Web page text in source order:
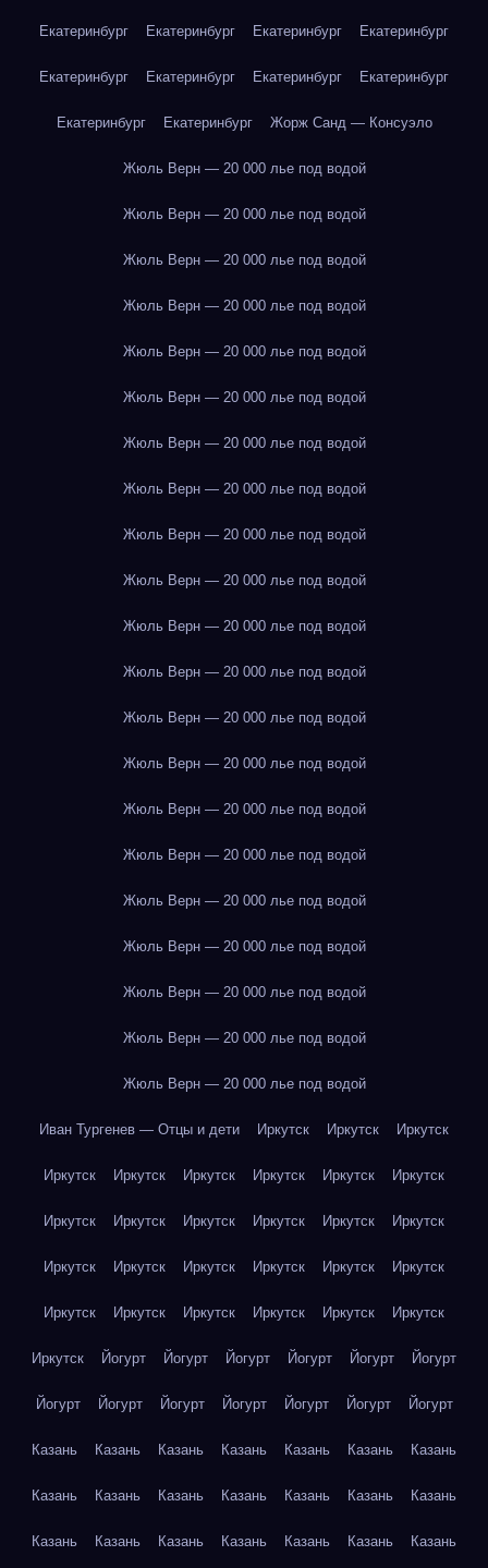
Екатеринбург Екатеринбург Екатеринбург Екатеринбург
Екатеринбург Екатеринбург Екатеринбург Екатеринбург
Екатеринбург Екатеринбург Жорж Санд — Консуэло
Жюль Верн — 20 000 лье под водой
Жюль Верн — 20 000 лье под водой
Жюль Верн — 20 000 лье под водой
Жюль Верн — 20 000 лье под водой
Жюль Верн — 20 000 лье под водой
Жюль Верн — 20 000 лье под водой
Жюль Верн — 20 000 лье под водой
Жюль Верн — 20 000 лье под водой
Жюль Верн — 20 000 лье под водой
Жюль Верн — 20 000 лье под водой
Жюль Верн — 20 000 лье под водой
Жюль Верн — 20 000 лье под водой
Жюль Верн — 20 000 лье под водой
Жюль Верн — 20 000 лье под водой
Жюль Верн — 20 000 лье под водой
Жюль Верн — 20 000 лье под водой
Жюль Верн — 20 000 лье под водой
Жюль Верн — 20 000 лье под водой
Жюль Верн — 20 000 лье под водой
Жюль Верн — 20 000 лье под водой
Жюль Верн — 20 000 лье под водой
Иван Тургенев — Отцы и дети Иркутск Иркутск Иркутск
Иркутск Иркутск Иркутск Иркутск Иркутск Иркутск
Иркутск Иркутск Иркутск Иркутск Иркутск Иркутск
Иркутск Иркутск Иркутск Иркутск Иркутск Иркутск
Иркутск Иркутск Иркутск Иркутск Иркутск Иркутск
Иркутск Йогурт Йогурт Йогурт Йогурт Йогурт Йогурт
Йогурт Йогурт Йогурт Йогурт Йогурт Йогурт Йогурт
Казань Казань Казань Казань Казань Казань Казань
Казань Казань Казань Казань Казань Казань Казань
Казань Казань Казань Казань Казань Казань Казань